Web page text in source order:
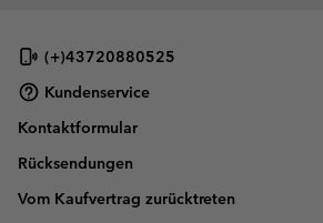
(+)43720880525
Kundenservice
Kontaktformular
Rücksendungen
Vom Kaufvertrag zurücktreten